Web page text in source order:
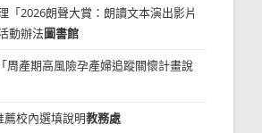
「2026朗聲大賞：朗讀文本演出影片
動辦法圖書館
周產期高風險孕產婦追蹤關懷計畫說
薦校內選填說明教務處